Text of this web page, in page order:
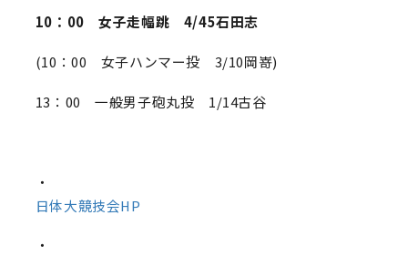
10：00 女子走幅跳 4/45石田志
(10：00 女子ハンマー投 3/10岡嵜)
13：00 一般男子砲丸投 1/14古谷
・
日体大競技会HP
・